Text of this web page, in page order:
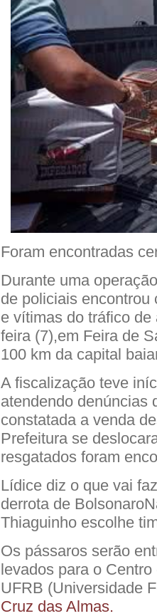
Foram encontradas
Durante uma
de policiais encontrou
e vítimas do tráfico
feira (7),em Feira de
100 km da capital
A fiscalização teve
atendendo denúncias
constatada a venda
Prefeitura se
resgatados foram
Lídice diz o que vai
derrota de
Thiaguinho escolhe
Os pássaros serão
levados para o
UFRB (Universidade
Cruz das Almas.